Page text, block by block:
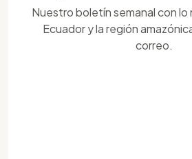
Nuestro boletín semanal con lo
Ecuador y la región
correo.